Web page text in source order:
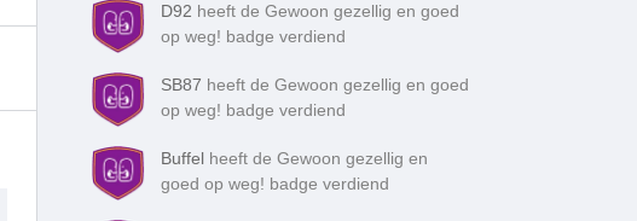
D92 heeft de Gewoon gezellig en goed
op weg! badge verdiend
SB87 heeft de Gewoon gezellig en goed
op weg! badge verdiend
Buffel heeft de Gewoon gezellig en
goed op weg! badge verdiend